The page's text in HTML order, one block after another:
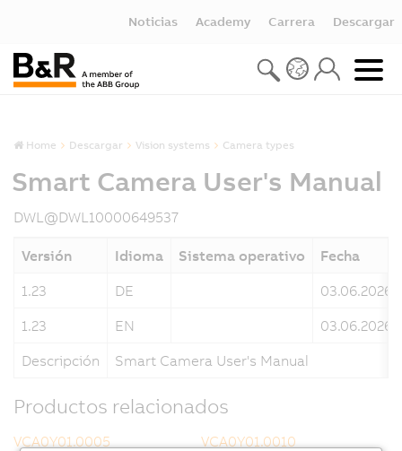
Noticias Academy Carrera Descargar
Home Descargar Vision systems Camera types
Smart Camera User's Manual
DWL@DWL10000649537
Versión Idioma Sistema operativo
Fecha
1.23
DE
03.06.2026
1.23
EN
03.06.2026
Descripción
Smart Camera User's Manual
Productos relacionados
VCA0Y01.0005
VCA0Y01.0010